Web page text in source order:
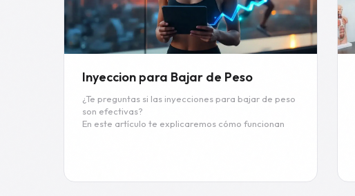
Inyeccion para Bajar de Peso
¿Te preguntas si las inyecciones para bajar de peso
son efectivas?
En este artículo te explicaremos cómo funcionan